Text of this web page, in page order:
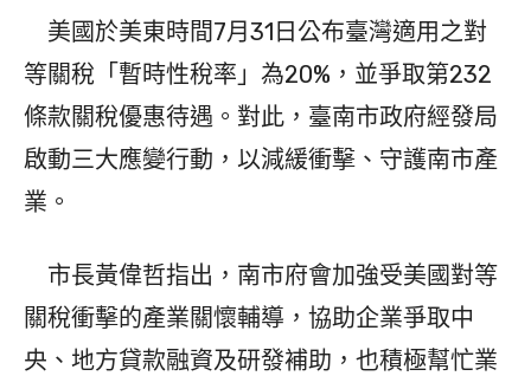
美國於美東時間7月31日公布臺灣適用之對
等關稅「暫時性稅率」為20%，並爭取第232
條款關稅優惠待遇。對此，臺南市政府經發局
啟動三大應變行動，以減緩衝擊、守護南市產
業。
市長黃偉哲指出，南市府會加強受美國對等
關稅衝擊的產業關懷輔導，協助企業爭取中
央、地方貸款融資及研發補助，也積極幫忙業